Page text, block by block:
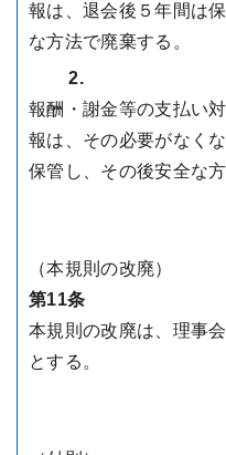
報は、退会後５年間は
な方法で廃棄する。
2.
報酬・謝金等の支払い
報は、その必要がなく
保管し、その後安全な
（本規則の改廃）
第11条
本規則の改廃は、理事
とする。